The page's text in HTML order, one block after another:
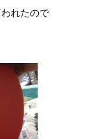
れたので